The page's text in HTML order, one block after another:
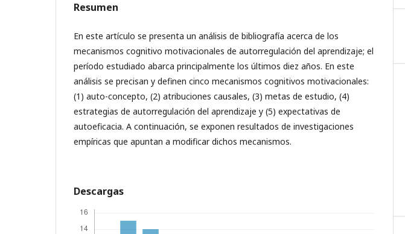
Resumen
En este artículo se presenta un análisis de bibliografía acerca de los
mecanismos cognitivo motivacionales de autorregulación del aprendizaje; el
período estudiado abarca principalmente los últimos diez años. En este
análisis se precisan y definen cinco mecanismos cognitivos motivacionales:
(1) auto-concepto, (2) atribuciones causales, (3) metas de estudio, (4)
estrategias de autorregulación del aprendizaje y (5) expectativas de
autoeficacia. A continuación, se exponen resultados de investigaciones
empíricas que apuntan a modificar dichos mecanismos.
Descargas